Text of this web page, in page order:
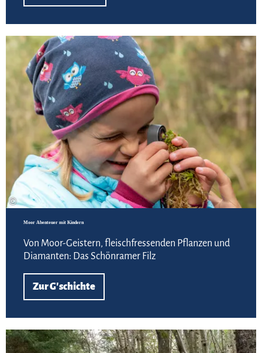
©
Moor Abenteuer mit Kindern
Von Moor-Geistern, fleischfressenden Pflanzen und
Diamanten: Das Schönramer Filz
Zur G'schichte